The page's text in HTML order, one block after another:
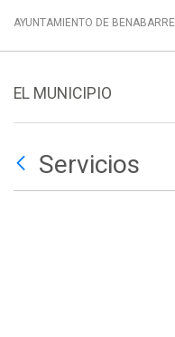
AYUNTAMIENTO DE BENABARRE
EL MUNICIPIO
Servicios